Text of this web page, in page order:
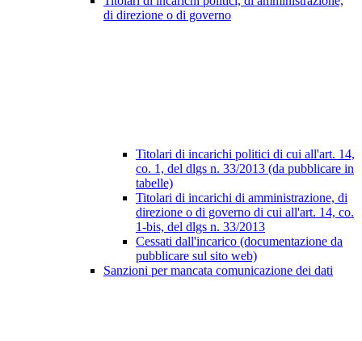
di direzione o di governo
Titolari di incarichi politici di cui all'art. 14,
co. 1, del dlgs n. 33/2013 (da pubblicare in
tabelle)
Titolari di incarichi di amministrazione, di
direzione o di governo di cui all'art. 14, co.
1-bis, del dlgs n. 33/2013
Cessati dall'incarico (documentazione da
pubblicare sul sito web)
Sanzioni per mancata comunicazione dei dati